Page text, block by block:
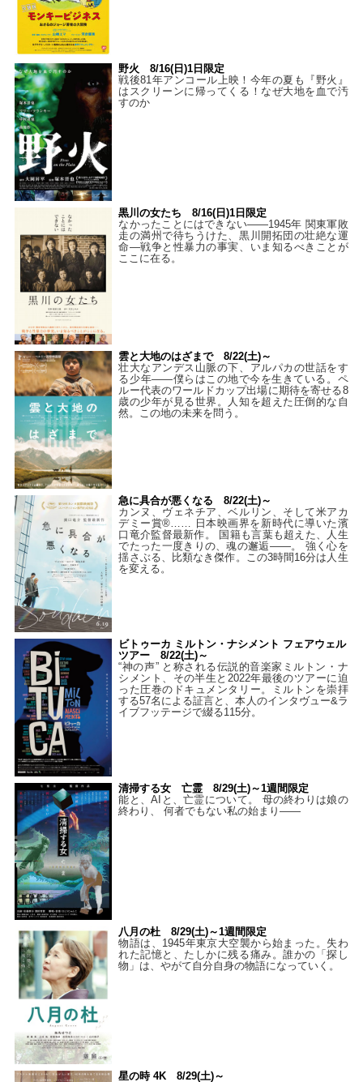
野火 8/16(日)1日限定
戦後81年アンコール上映！今年の夏も『野火』
はスクリーンに帰ってくる！なぜ大地を血で汚
すのか
黒川の女たち 8/16(日)1日限定
なかったことにはできない——1945年 関東軍敗
走の満州で待ちうけた、黒川開拓団の壮絶な運
命―戦争と性暴力の事実、いま知るべきことが
ここに在る。
雲と大地のはざまで 8/22(土)～
壮大なアンデス山脈の下、アルパカの世話をす
る少年――僕らはこの地で今を生きている。ペ
ルー代表のワールドカップ出場に期待を寄せる8
歳の少年が見る世界。人知を超えた圧倒的な自
然。この地の未来を問う。
急に具合が悪くなる 8/22(土)～
カンヌ、ヴェネチア、ベルリン、そして米アカ
デミー賞®…… 日本映画界を新時代に導いた濱
口竜介監督最新作。 国籍も言葉も超えた、人生
でたった一度きりの、魂の邂逅――。 強く心を
揺さぶる、比類なき傑作。この3時間16分は人生
を変える。
ビトゥーカ ミルトン・ナシメント フェアウェル
ツアー 8/22(土)～
“神の声” と称される伝説的音楽家ミルトン・ナ
シメント、その半生と2022年最後のツアーに迫
った圧巻のドキュメンタリー。ミルトンを崇拝
する57名による証言と、本人のインタヴュー&ラ
イブフッテージで綴る115分。
清掃する女 亡霊 8/29(土)～1週間限定
能と、AIと、亡霊について。 母の終わりは娘の
終わり、 何者でもない私の始まり――
八月の杜 8/29(土)～1週間限定
物語は、1945年東京大空襲から始まった。失わ
れた記憶と、たしかに残る痛み。誰かの「探し
物」は、やがて自分自身の物語になっていく。
星の時 4K 8/29(土)～